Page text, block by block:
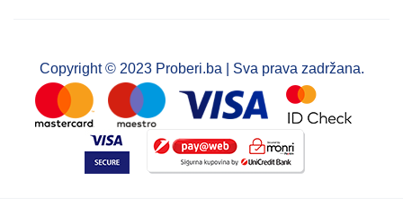
Copyright © 2023 Proberi.ba | Sva prava zadržana.